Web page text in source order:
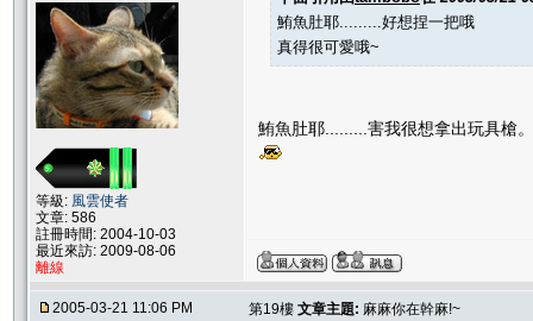
等級: 風雲使者
文章: 586
註冊時間: 2004-10-03
最近來訪: 2009-08-06
離線
鮪魚肚耶.........好想捏一把哦
真得很可愛哦~
鮪魚肚耶.........害我很想拿出玩具槍
2005-03-21 11:06 PM 第19樓 文章主題: 麻麻你在幹麻!~